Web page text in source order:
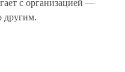
с организацией —
другим.